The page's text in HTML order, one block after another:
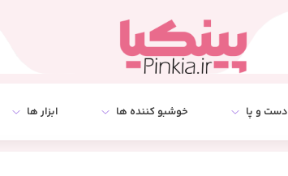
دست و پا خوشبو کننده ها ابزار ها